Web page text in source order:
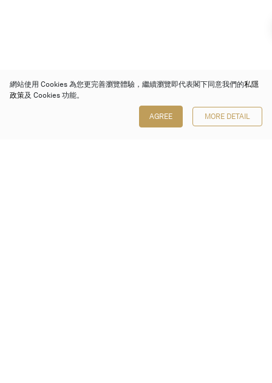
網站使用 Cookies 為您更完善瀏覽體驗，繼續瀏覽即代表閣下同意我們的私隱
政策及 Cookies 功能。
AGREE MORE DETAIL